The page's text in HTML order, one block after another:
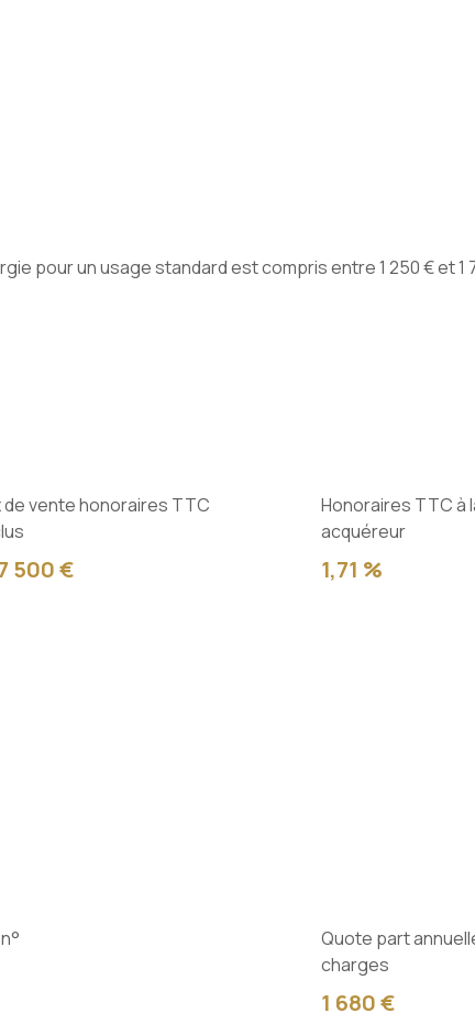
pour un usage standard est compris entre 1 250 € et 1
de vente honoraires TTC
500 €
Honoraires TTC à
acquéreur
1,71 %
Quote part
charges
1 680 €